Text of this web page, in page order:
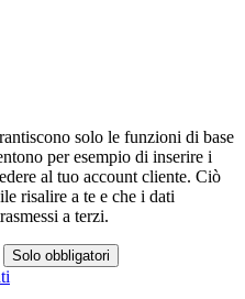
solo le funzioni di base
per esempio di inserire i
al tuo account cliente. Ciò
risalire a te e che i dati
a terzi.
Solo obbligatori